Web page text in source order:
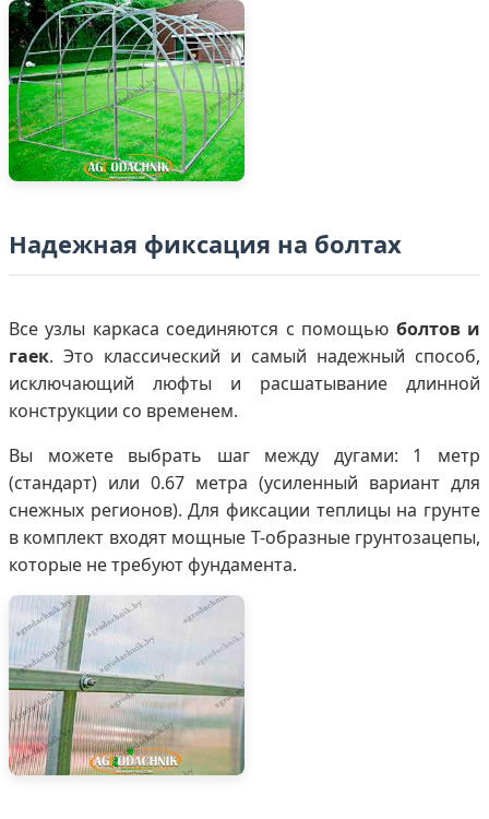
Надежная фиксация на болтах
Все узлы каркаса соединяются с помощью болтов и
гаек. Это классический и самый надежный способ,
исключающий люфты и расшатывание длинной
конструкции со временем.
Вы можете выбрать шаг между дугами: 1 метр
(стандарт) или 0.67 метра (усиленный вариант для
снежных регионов). Для фиксации теплицы на грунте
в комплект входят мощные Т-образные грунтозацепы,
которые не требуют фундамента.